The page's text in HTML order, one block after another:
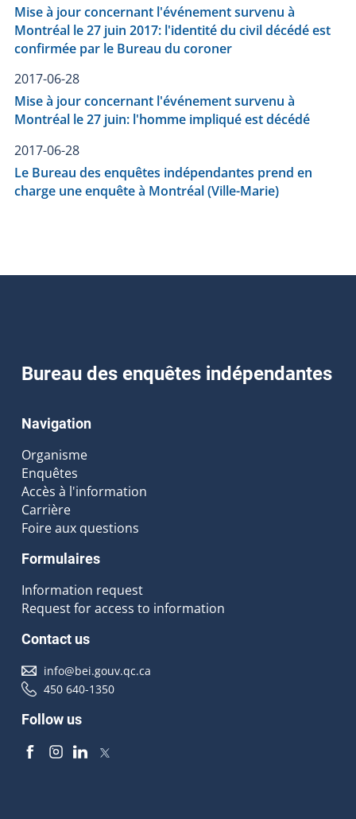
Mise à jour concernant l'événement survenu à
Montréal le 27 juin 2017: l'identité du civil décédé est
confirmée par le Bureau du coroner
2017-06-28
Mise à jour concernant l'événement survenu à
Montréal le 27 juin: l'homme impliqué est décédé
2017-06-28
Le Bureau des enquêtes indépendantes prend en
charge une enquête à Montréal (Ville-Marie)
Bureau des enquêtes indépendantes
Navigation
Organisme
Enquêtes
Accès à l'information
Carrière
Foire aux questions
Formulaires
Information request
Request for access to information
Contact us
info@bei.gouv.qc.ca
450 640-1350
Follow us